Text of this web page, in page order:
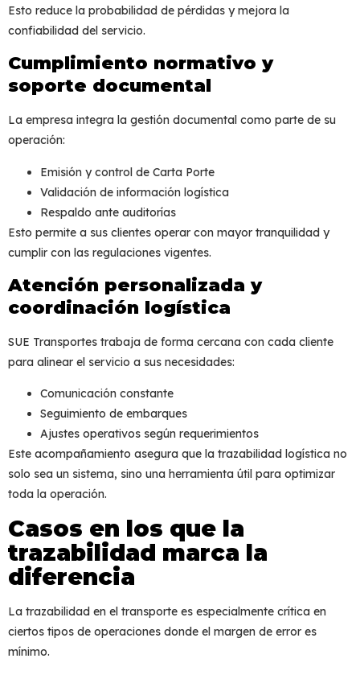
Esto reduce la probabilidad de pérdidas y mejora la
confiabilidad del servicio.
Cumplimiento normativo y
soporte documental
La empresa integra la gestión documental como parte de su
operación:
Emisión y control de Carta Porte
Validación de información logística
Respaldo ante auditorías
Esto permite a sus clientes operar con mayor tranquilidad y
cumplir con las regulaciones vigentes.
Atención personalizada y
coordinación logística
SUE Transportes trabaja de forma cercana con cada cliente
para alinear el servicio a sus necesidades:
Comunicación constante
Seguimiento de embarques
Ajustes operativos según requerimientos
Este acompañamiento asegura que la trazabilidad logística no
solo sea un sistema, sino una herramienta útil para optimizar
toda la operación.
Casos en los que la
trazabilidad marca la
diferencia
La trazabilidad en el transporte es especialmente crítica en
ciertos tipos de operaciones donde el margen de error es
mínimo.